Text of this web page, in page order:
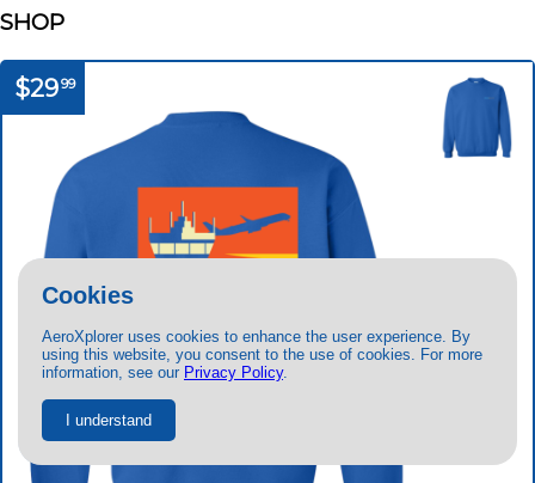
Cookies
AeroXplorer uses cookies to enhance the user experience. By
using this website, you consent to the use of cookies. For more
information, see our Privacy Policy.
I understand
SHOP
$2999